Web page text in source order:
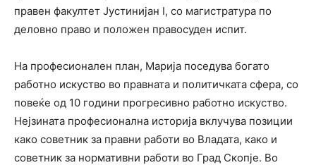
правен факултет Јустинијан I, со магистратура по
деловно право и положен правосуден испит.
На професионален план, Марија поседува богато
работно искуство во правната и политичката сфера, со
повеќе од 10 години прогресивно работно искуство.
Нејзината професионална историја вклучува позиции
како советник за правни работи во Владата, како и
советник за нормативни работи во Град Скопје. Во